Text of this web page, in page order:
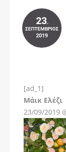
23.
ΣΕΠΤΈΜΒΡΙΟΣ
2019
[ad_1]
Μάικ Ελέζι
23/09/2019